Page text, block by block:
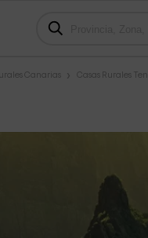
Canarias Casas Rurales